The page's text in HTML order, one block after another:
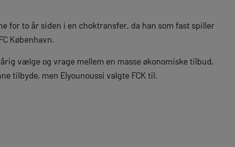
for to år siden i en choktransfer, da han som fast spiller
København.
vælge og vrage mellem en masse økonomiske tilbud,
tilbyde, men Elyounoussi valgte FCK til.